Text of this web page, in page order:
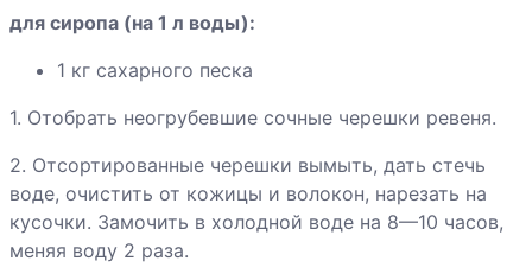
Компот из яблок
Компот из
клубники
Компот из красной
смородины
для сиропа (на 1 л воды):
1 кг сахарного песка
1. Отобрать неогрубевшие сочные черешки ревеня.
2. Отсортированные черешки вымыть, дать стечь
воде, очистить от кожицы и волокон, нарезать на
кусочки. Замочить в холодной воде на 8—10 часов,
меняя воду 2 раза.